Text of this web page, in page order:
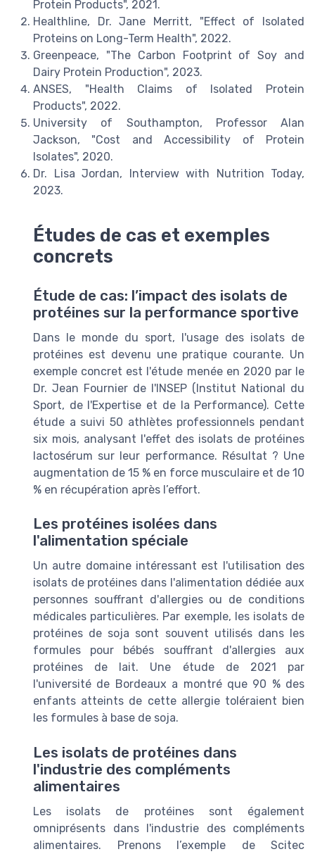
Protein Products", 2021.
Healthline, Dr. Jane Merritt, "Effect of Isolated
Proteins on Long-Term Health", 2022.
Greenpeace, "The Carbon Footprint of Soy and
Dairy Protein Production", 2023.
ANSES, "Health Claims of Isolated Protein
Products", 2022.
University of Southampton, Professor Alan
Jackson, "Cost and Accessibility of Protein
Isolates", 2020.
Dr. Lisa Jordan, Interview with Nutrition Today,
2023.
Études de cas et exemples
concrets
Étude de cas: l’impact des isolats de
protéines sur la performance sportive
Dans le monde du sport, l'usage des isolats de
protéines est devenu une pratique courante. Un
exemple concret est l'étude menée en 2020 par le
Dr. Jean Fournier de l'INSEP (Institut National du
Sport, de l'Expertise et de la Performance). Cette
étude a suivi 50 athlètes professionnels pendant
six mois, analysant l'effet des isolats de protéines
lactosérum sur leur performance. Résultat ? Une
augmentation de 15 % en force musculaire et de 10
% en récupération après l’effort.
Les protéines isolées dans
l'alimentation spéciale
Un autre domaine intéressant est l'utilisation des
isolats de protéines dans l'alimentation dédiée aux
personnes souffrant d'allergies ou de conditions
médicales particulières. Par exemple, les isolats de
protéines de soja sont souvent utilisés dans les
formules pour bébés souffrant d'allergies aux
protéines de lait. Une étude de 2021 par
l'université de Bordeaux a montré que 90 % des
enfants atteints de cette allergie toléraient bien
les formules à base de soja.
Les isolats de protéines dans
l'industrie des compléments
alimentaires
Les isolats de protéines sont également
omniprésents dans l'industrie des compléments
alimentaires. Prenons l’exemple de Scitec